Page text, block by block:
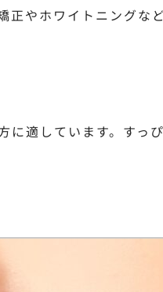
正やホワイトニングな
適しています。すっ